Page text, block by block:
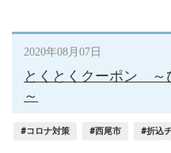
2020年08月07日
とくとくクーポン ～
～
#コロナ対策 #西尾市 #折込